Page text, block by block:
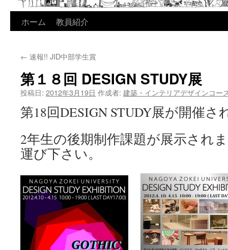
コ
テ
ン
ツ
へ
ス
キ
ッ
ホーム 教員紹介
← 速報!! JID中部学生賞
第１８回 DESIGN STUDY展
投稿日: 2012年3月19日 作成者: 建築・インテリアデザインコー
第18回DESIGN STUDY展が開催さ
2年生の後期制作課題が展示され
運び下さい。